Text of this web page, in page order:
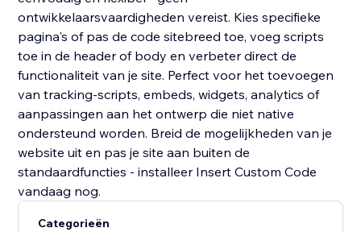
ontwikkelaarsvaardigheden vereist. Kies specifieke
pagina's of pas de code sitebreed toe, voeg scripts
toe in de header of body en verbeter direct de
functionaliteit van je site. Perfect voor het toevoegen
van tracking-scripts, embeds, widgets, analytics of
aanpassingen aan het ontwerp die niet native
ondersteund worden. Breid de mogelijkheden van je
website uit en pas je site aan buiten de
standaardfuncties - installeer Insert Custom Code
vandaag nog.
Categorieën